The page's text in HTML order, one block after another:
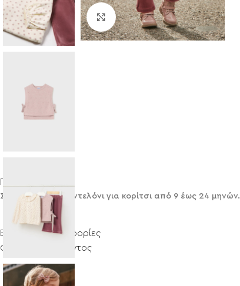
Click to enlarge
Περιγραφή
Σετ Mayoral με παντελόνι για κορίτσι από 9 έως 24 μηνών.
Επιπλέον πληροφορίες
Φροντίδα προϊόντος